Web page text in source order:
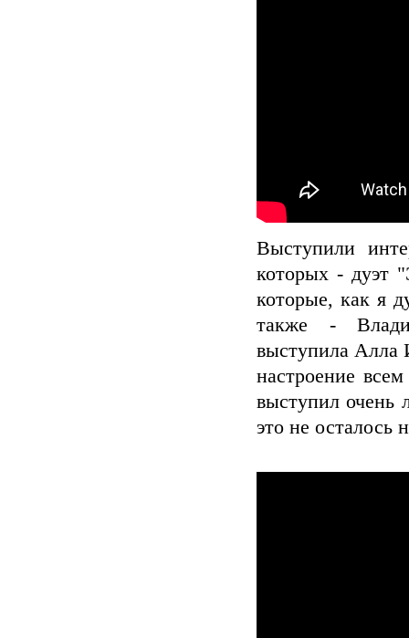
Выступили
которых - дуэт
которые, как я
также -
выступила Алла
настроение
выступил очень
это не осталось